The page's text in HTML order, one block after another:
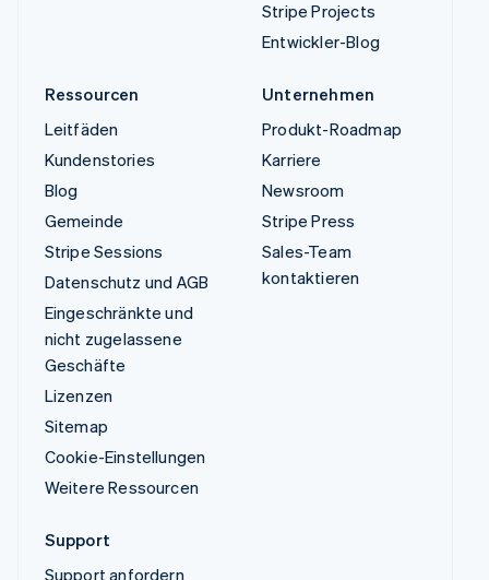
Stripe Projects
Entwickler-Blog
Ressourcen
Leitfäden
Kundenstories
Blog
Gemeinde
Stripe Sessions
Datenschutz und AGB
Eingeschränkte und
nicht zugelassene
Geschäfte
Lizenzen
Sitemap
Cookie-Einstellungen
Weitere Ressourcen
Unternehmen
Produkt-Roadmap
Karriere
Newsroom
Stripe Press
Sales-Team
kontaktieren
Support
Support anfordern